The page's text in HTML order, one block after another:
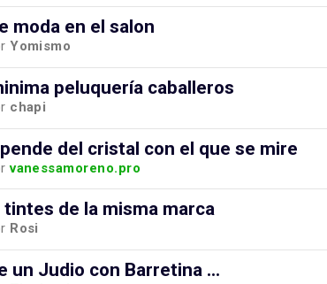
moda en el salon
Yomismo
peluquería caballeros
chapi
del cristal con el que se mire
vanessamoreno.pro
tintes de la misma marca
Rosi
un Judio con Barretina ...